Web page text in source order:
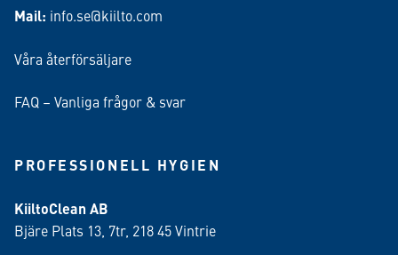
Mail: info.se@kiilto.com
Våra återförsäljare
FAQ – Vanliga frågor & svar
PROFESSIONELL HYGIEN
KiiltoClean AB
Bjäre Plats 13, 7tr, 218 45 Vintrie